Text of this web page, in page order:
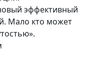
эффективный
Мало кто может